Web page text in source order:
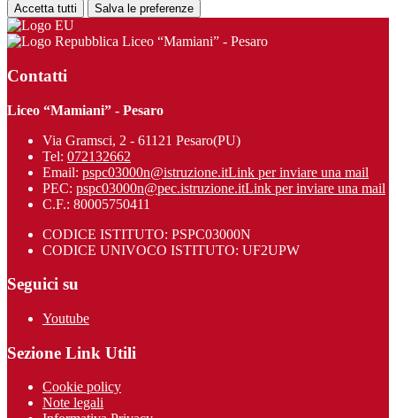
Accetta tutti Salva le preferenze
Liceo “Mamiani” - Pesaro
Contatti
Liceo “Mamiani” - Pesaro
Via Gramsci, 2 - 61121 Pesaro(PU)
Tel: 072132662
Email: pspc03000n@istruzione.itLink per inviare una mail
PEC: pspc03000n@pec.istruzione.itLink per inviare una mail
C.F.: 80005750411
CODICE ISTITUTO: PSPC03000N
CODICE UNIVOCO ISTITUTO: UF2UPW
Seguici su
Youtube
Sezione Link Utili
Cookie policy
Note legali